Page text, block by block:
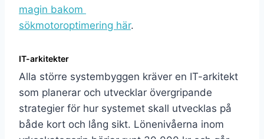
magin bakom
sökmotoroptimering här.
IT-arkitekter
Alla större systembyggen kräver en IT-arkitekt
som planerar och utvecklar övergripande
strategier för hur systemet skall utvecklas på
både kort och lång sikt. Lönenivåerna inom